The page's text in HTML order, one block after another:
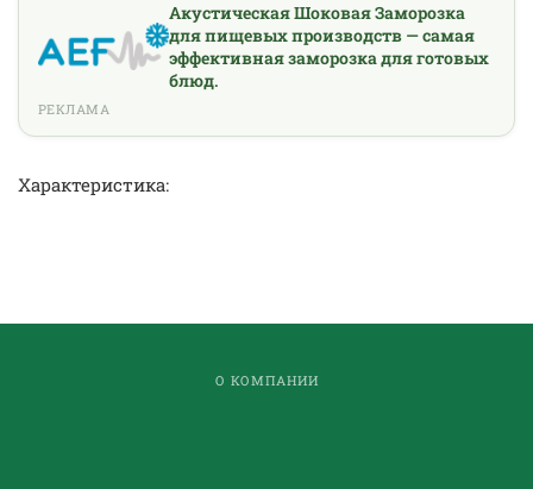
Акустическая Шоковая Заморозка
для пищевых производств — самая
эффективная заморозка для готовых
блюд.
РЕКЛАМА
Характеристика:
О КОМПАНИИ